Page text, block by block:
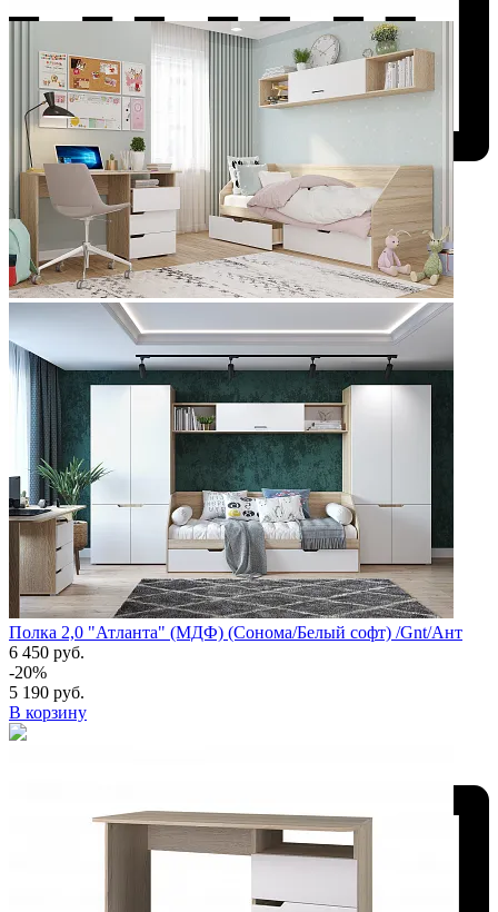
Добавить к сравнению
Полка 2,0 "Атланта" (МДФ) (Сонома/Белый софт) /Gnt/Ант
6 450 руб.
-20%
5 190 руб.
В корзину